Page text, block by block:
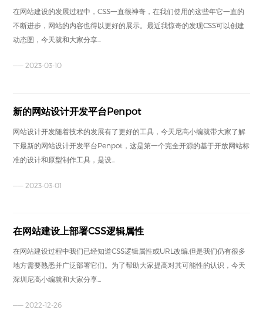
在网站建设的发展过程中，CSS一直很神奇，在我们使用的这些年它一直的
不断进步，网站的内容也得以更好的展示。最近我惊奇的发现CSS可以创建
动态图，今天就和大家分享...
—— 2023-03-10
新的网站设计开发平台Penpot
网站设计开发随着技术的发展有了更好的工具，今天尼高小编就带大家了解
下最新的网站设计开发平台Penpot，这是第一个完全开源的基于开放网站标
准的设计和原型制作工具，是设...
—— 2023-03-01
在网站建设上部署CSS逻辑属性
在网站建设过程中我们已经知道CSS逻辑属性或URL改编,但是我们仍有很多
地方需要熟悉并广泛部署它们。为了帮助大家提高对其可能性的认识，今天
深圳尼高小编就和大家分享...
—— 2022-12-26